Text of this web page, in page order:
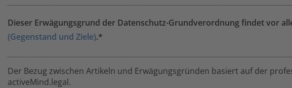
Dieser Erwägungsgrund der Datenschutz-Grundverordnung findet vor
(Gegenstand und Ziele).*
Der Bezug zwischen Artikeln und Erwägungsgründen basiert auf der
activeMind.legal.